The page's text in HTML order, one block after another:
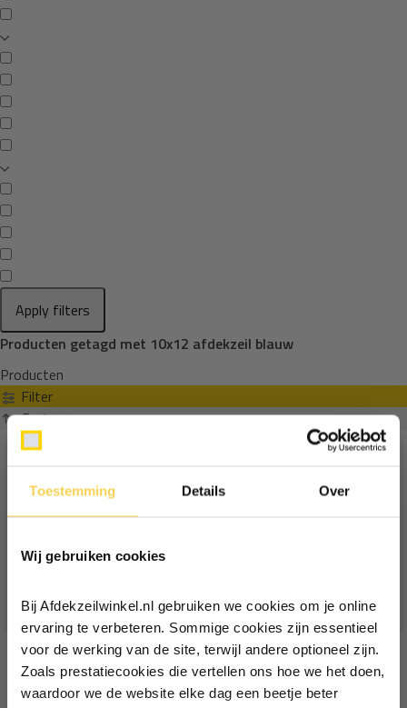
Toestemming Details Over
Wij gebruiken cookies
Bij Afdekzeilwinkel.nl gebruiken we cookies om je online
ervaring te verbeteren. Sommige cookies zijn essentieel
voor de werking van de site, terwijl andere optioneel zijn.
Zoals prestatiecookies die vertellen ons hoe we het doen,
waardoor we de website elke dag een beetje beter
Apply filters
Producten getagd met 10x12 afdekzeil blauw
Producten
Filter
Sorteren op
Ontvang €5,- korting!
Schrijf je in voor de nieuwsbrief en
Vul je e-mailadres in‍⁪⁪
Particulier Zakelijk